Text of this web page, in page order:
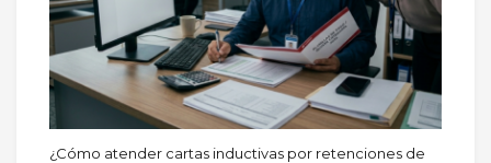
¿Cómo atender cartas inductivas por retenciones de